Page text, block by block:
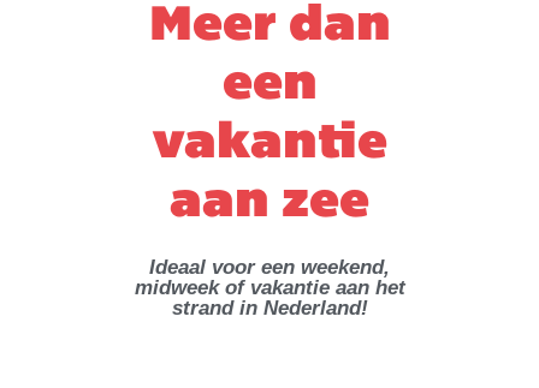
Meer dan
een
vakantie
aan zee
Ideaal voor een weekend,
midweek of vakantie aan het
strand in Nederland!